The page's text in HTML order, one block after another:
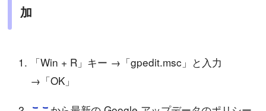
加
「Win + R」キー →「gpedit.msc」と入力
→「OK」